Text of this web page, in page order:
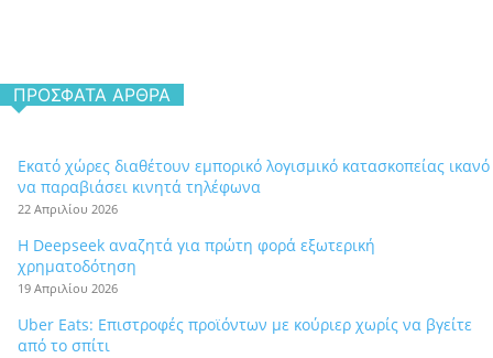
ΠΡΌΣΦΑΤΑ ΆΡΘΡΑ
Εκατό χώρες διαθέτουν εμπορικό λογισμικό κατασκοπείας ικανό
να παραβιάσει κινητά τηλέφωνα
22 Απριλίου 2026
Η Deepseek αναζητά για πρώτη φορά εξωτερική
χρηματοδότηση
19 Απριλίου 2026
Uber Eats: Επιστροφές προϊόντων με κούριερ χωρίς να βγείτε
από το σπίτι